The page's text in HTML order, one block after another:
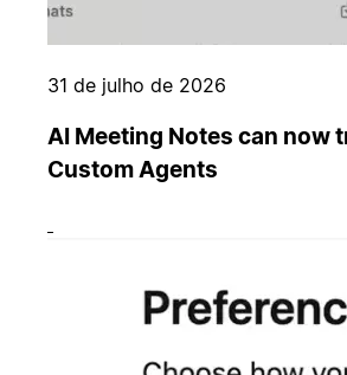
31 de julho de 2026
AI Meeting Notes can now
Custom Agents